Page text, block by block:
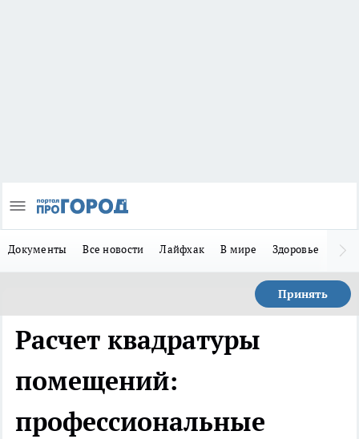
Документы Все новости Лайфхак В мире Здоровье
Принять
Расчет квадратуры
помещений:
профессиональные